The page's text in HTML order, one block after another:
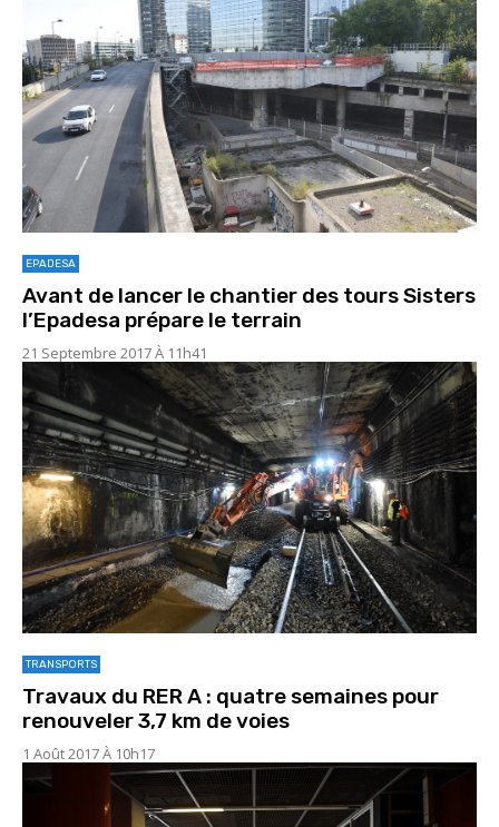
EPADESA
Avant de lancer le chantier des tours Sisters
l’Epadesa prépare le terrain
21 Septembre 2017 À 11h41
TRANSPORTS
Travaux du RER A : quatre semaines pour
renouveler 3,7 km de voies
1 Août 2017 À 10h17